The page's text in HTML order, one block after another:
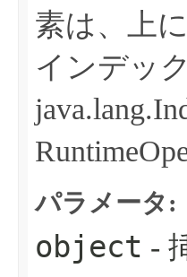
素は、上
インデッ
パラメータ:
object -